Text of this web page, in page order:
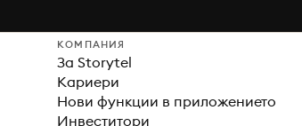
КОМПАНИЯ
За Storytel
Кариери
Нови функции в приложението
Инвеститори